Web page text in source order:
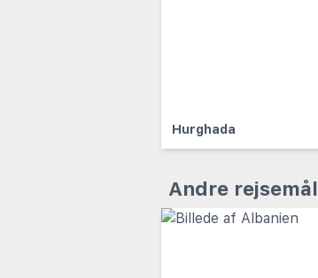
Hurghada
Andre rejsemål